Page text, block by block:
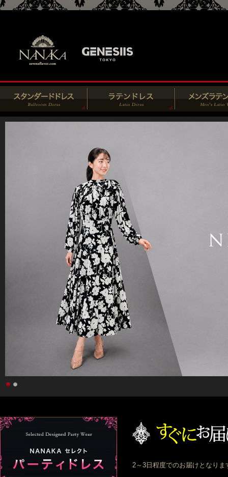
2～3日程度でのお届けとなりま